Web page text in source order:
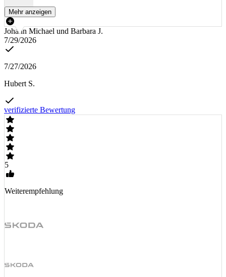
Mehr anzeigen
Johann Michael und Barbara J.
7/29/2026
7/27/2026
Hubert S.
verifizierte Bewertung
5
Weiterempfehlung